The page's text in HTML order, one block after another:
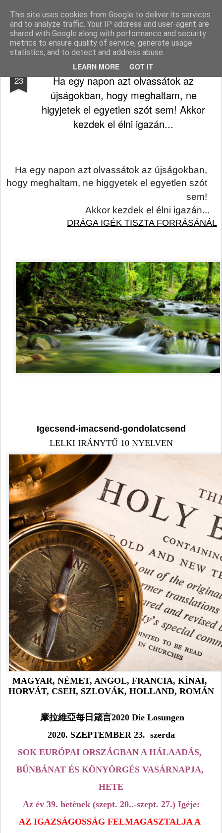
This site uses cookies from Google to deliver its services
and to analyze traffic. Your IP address and user-agent are
shared with Google along with performance and security
metrics to ensure quality of service, generate usage
statistics, and to detect and address abuse.
LEARN MORE GOT IT
Békefy Lajos
Pages
23
DRÁGA IGÉK TISZTA FORRÁSÁNÁL -
Ha egy napon azt olvassátok az
újságokban, hogy meghaltam, ne
higyjetek el egyetlen szót sem! Akkor
kezdek el élni igazán...
Ha egy napon azt olvassátok az újságokban,
hogy meghaltam, ne higgyetek el egyetlen szót
sem!
Akkor kezdek el élni igazán...
DRÁGA IGÉK TISZTA FORRÁSÁNÁL
Igecsend-imacsend-gondolatcsend
LELKI IRÁNYTŰ 10 NYELVEN
MAGYAR, NÉMET, ANGOL, FRANCIA, KÍNAI,
HORVÁT, CSEH, SZLOVÁK, HOLLAND, ROMÁN
摩拉維亞每日箴言2020 Die Losungen
2020. SZEPTEMBER 23.  szerda
SOK EURÓPAI ORSZÁGBAN A HÁLAADÁS,
BŰNBÁNAT ÉS KÖNYÖRGÉS VASÁRNAPJA,
HETE
Az év 39. hetének (szept. 20..-szept. 27.) Igéje:
AZ IGAZSÁGOSSÁG FELMAGASZTALJA A